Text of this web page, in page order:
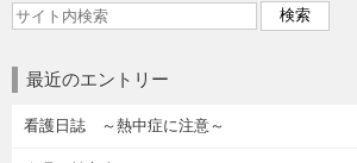
最近のエントリー
看護日誌 ～熱中症に注意～